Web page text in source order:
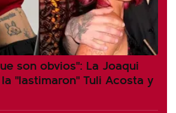
son obvios": La Joaqui
"lastimaron" Tuli Acosta y